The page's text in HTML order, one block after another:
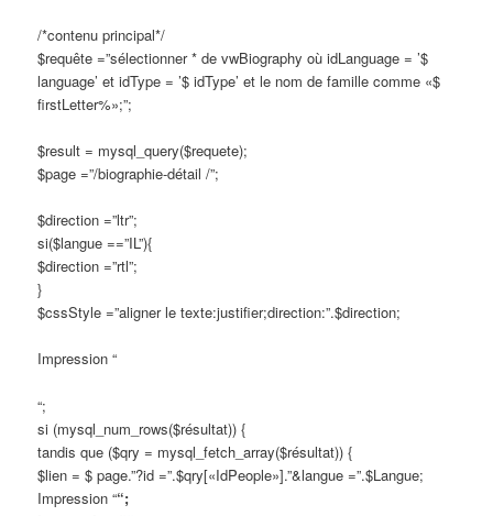
/*contenu principal*/
$requête =”sélectionner * de vwBiography où idLanguage = ’$
language’ et idType = ’$ idType’ et le nom de famille comme «$
firstLetter%»;”;
$result = mysql_query($requete);
$page =”/biographie-détail /”;
$direction =”ltr”;
si($langue ==”IL”){
$direction =”rtl”;
}
$cssStyle =”aligner le texte:justifier;direction:”.$direction;
Impression “
“;
si (mysql_num_rows($résultat)) {
tandis que ($qry = mysql_fetch_array($résultat)) {
$lien = $ page.”?id =”.$qry[«IdPeople»].”&langue =”.$Langue;
Impression ““;